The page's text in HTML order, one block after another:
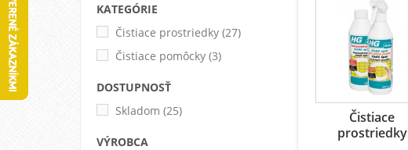
KATEGÓRIE
Čistiace prostriedky (27)
Čistiace pomôcky (3)
DOSTUPNOSŤ
Skladom (25)
VÝROBCA
Čistiace
prostriedky